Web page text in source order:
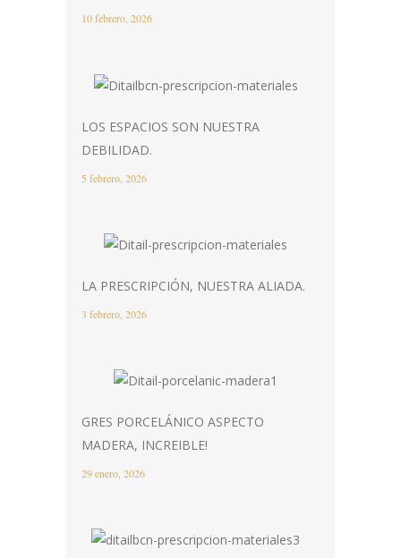
10 febrero, 2026
LOS ESPACIOS SON NUESTRA
DEBILIDAD.
5 febrero, 2026
LA PRESCRIPCIÓN, NUESTRA ALIADA.
3 febrero, 2026
GRES PORCELÁNICO ASPECTO
MADERA, INCREIBLE!
29 enero, 2026